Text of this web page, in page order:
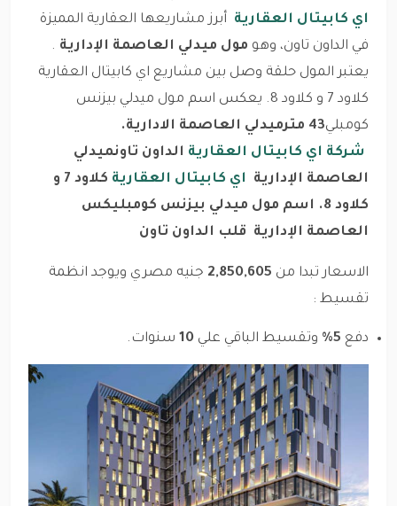
اي كابيتال العقارية أبرز مشاريعها العقارية المميزة
في الداون تاون، وهو مول ميدلي العاصمة الإدارية .
يعتبر المول حلقة وصل بين مشاريع اي كابيتال العقارية
كلاود 7 و كلاود 8. يعكس اسم مول ميدلي بيزنس
كومبلي43 متر
ميدلي العاصمة الادارية.
شركة اي كابيتال العقارية الداون تاونميدلي
العاصمة الإدارية
اي كابيتال العقارية
كلاود 7 و
كلاود 8.
اسم مول ميدلي بيزنس كومبليكس
العاصمة الإدارية قلب الداون تاون
الاسعار تبدا من 2,850,605 جنيه مصري ويوجد انظمة
تقسيط :
دفع وتقسيط الباقي علي 10 سنوات.